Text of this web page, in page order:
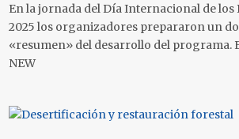
En la jornada del Día Internacional de los
2025 los organizadores prepararon un
«resumen» del desarrollo del programa.
NEW